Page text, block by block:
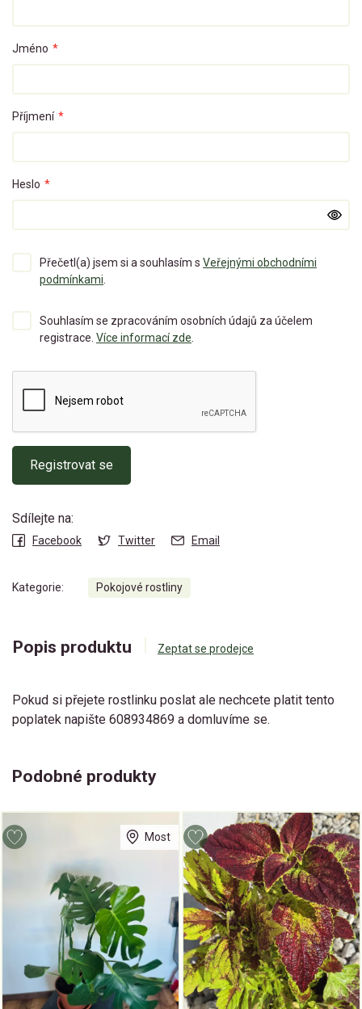
Jméno *
Příjmení *
Heslo *
Přečetl(a) jsem si a souhlasím s Veřejnými obchodními
podmínkami.
Souhlasím se zpracováním osobních údajů za účelem
registrace. Více informací zde.
Registrovat se
Sdílejte na:
Facebook Twitter Email
Kategorie: Pokojové rostliny
Popis produktu Zeptat se prodejce
Pokud si přejete rostlinku poslat ale nechcete platit tento
poplatek napište 608934869 a domluvíme se.
Podobné produkty
Most